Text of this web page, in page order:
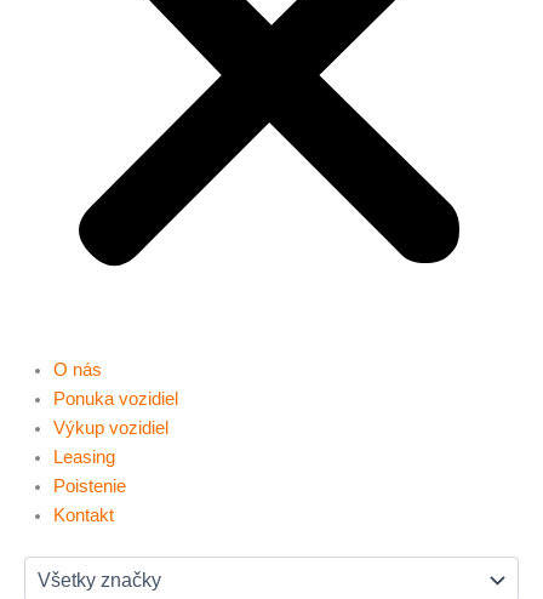
O nás
Ponuka vozidiel
Výkup vozidiel
Leasing
Poistenie
Kontakt